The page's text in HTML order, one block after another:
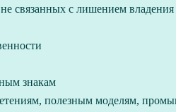
связанных с лишением владения
знакам
полезным моделям,